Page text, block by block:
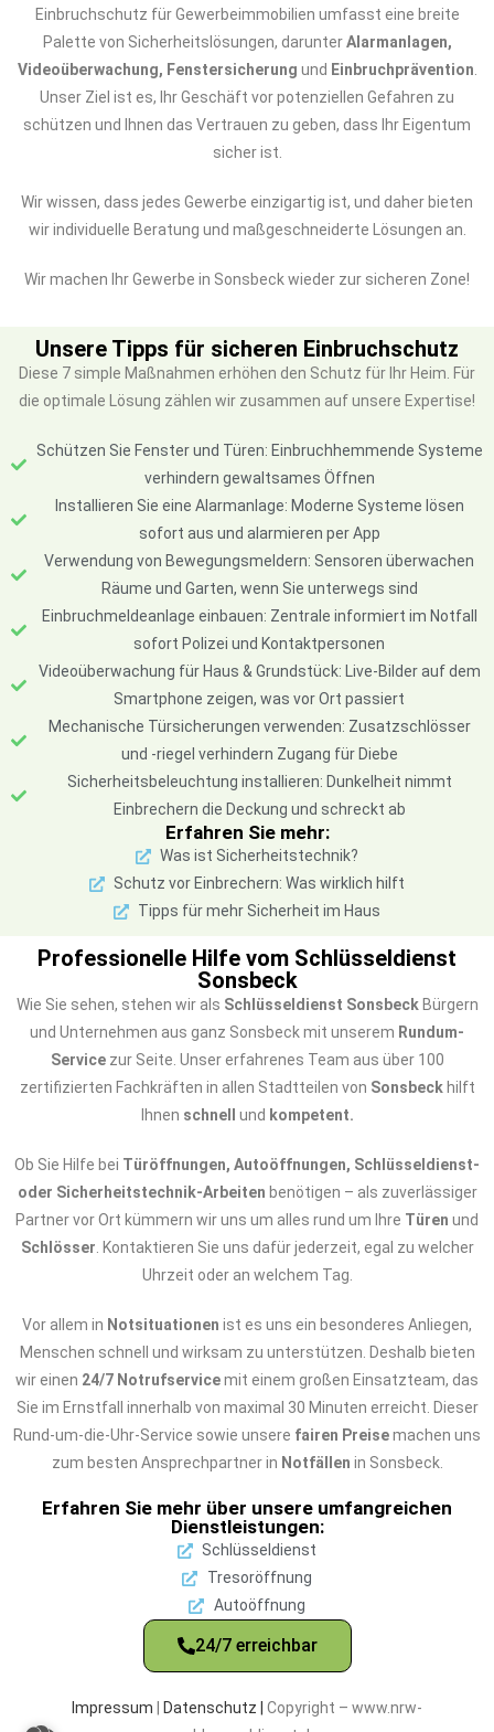
Einbruchschutz für Gewerbeimmobilien umfasst eine breite
Palette von Sicherheitslösungen, darunterAlarmanlagen,
Videoüberwachung, Fenstersicherung und Einbruchprävention
Unser Ziel ist es, Ihr Geschäft vor potenziellen Gefahren zu
schützen und Ihnen das Vertrauen zu geben, dass Ihr Eigentum
sicher ist.
Wir wissen, dass jedes Gewerbe einzigartig ist, und daher bieten
wir individuelle Beratung und maßgeschneiderte Lösungen an.
Wir machen Ihr Gewerbe in Sonsbeck wieder zur sicheren Zone!
Unsere Tipps für sicheren Einbruchschutz
Diese 7 simple Maßnahmen erhöhen den Schutz für Ihr Heim. Für
die optimale Lösung zählen wir zusammen auf unsere Expertise!
Schützen Sie Fenster und Türen: Einbruchhemmende Systeme
verhindern gewaltsames Öffnen
Installieren Sie eine Alarmanlage: Moderne Systeme lösen
sofort aus und alarmieren per App
Verwendung von Bewegungsmeldern: Sensoren überwachen
Räume und Garten, wenn Sie unterwegs sind
Einbruchmeldeanlage einbauen: Zentrale informiert im Notfall
sofort Polizei und Kontaktpersonen
Videoüberwachung für Haus & Grundstück: Live-Bilder auf dem
Smartphone zeigen, was vor Ort passiert
Mechanische Türsicherungen verwenden: Zusatzschlösser
und -riegel verhindern Zugang für Diebe
Sicherheitsbeleuchtung installieren: Dunkelheit nimmt
Einbrechern die Deckung und schreckt ab
Erfahren Sie mehr:
Was ist Sicherheitstechnik?
Schutz vor Einbrechern: Was wirklich hilft
Tipps für mehr Sicherheit im Haus
Professionelle Hilfe vom Schlüsseldienst
Sonsbeck
Wie Sie sehen, stehen wir als Schlüsseldienst SonsbeckBürgern
und Unternehmen aus ganz Sonsbeck mit unserem Rundum-
Servicezur Seite. Unser erfahrenes Team aus über 100
zertifizierten Fachkräften in allen Stadtteilen von Sonsbeckhilft
Ihnen schnell und kompetent.
Ob Sie Hilfe bei Türöffnungen, Autoöffnungen, Schlüsseldienst-
oder Sicherheitstechnik-Arbeiten benötigen – als zuverlässiger
Partner vor Ort kümmern wir uns um alles rund um Ihre Türen und
Schlösser . Kontaktieren Sie uns dafür jederzeit, egal zu welcher
Uhrzeit oder an welchem Tag.
Vor allem in Notsituationen ist es uns ein besonderes Anliegen,
Menschen schnell und wirksam zu unterstützen. Deshalb bieten
wir einen 24/7 Notrufservicemit einem großen Einsatzteam, das
Sie im Ernstfall innerhalb von maximal 30 Minuten erreicht. Dieser
Rund-um-die-Uhr-Service sowie unsere fairen Preisemachen uns
zum besten Ansprechpartner in Notfällen in Sonsbeck.
Erfahren Sie mehr über unsere umfangreichen
Dienstleistungen:
Schlüsseldienst
Tresoröffnung
Autoöffnung
24/7 erreichbar
Impressum Datenschutz | Copyright – www.nrw-